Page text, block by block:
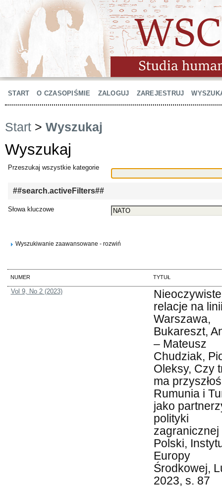
START O CZASOPIŚMIE ZALOGUJ ZAREJESTRUJ
Start > Wyszukaj
Wyszukaj
Przeszukaj wszystkie kategorie
##search.activeFilters##
Słowa kluczowe
Wyszukiwanie zaawansowane - rozwiń
NUMER TYTUŁ
Vol 9, No 2 (2023)
Nieoczywiste
relacje na
Warszawa,
Bukareszt,
– Mateusz
Chudziak,
Oleksy, Czy
ma
Rumunia i
jako
polityki
zagranicznej
Polski,
Europy
Środkowej,
2023, s. 87